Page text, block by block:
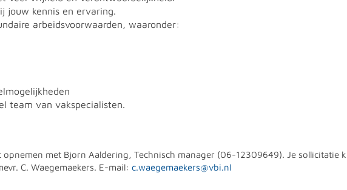
jouw kennis en ervaring.
arbeidsvoorwaarden, waaronder:
team van vakspecialisten.
met Bjorn Aaldering, Technisch manager (06-12309649). Je sollicitatie
C. Waegemaekers. E-mail: c.waegemaekers@vbi.nl